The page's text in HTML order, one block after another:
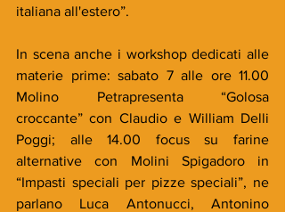
italiana all'estero”.
In scena anche i workshop dedicati alle
materie prime: sabato 7 alle ore 11.00
Molino Petrapresenta “Golosa
croccante” con Claudio e William Delli
Poggi; alle 14.00 focus su farine
alternative con Molini Spigadoro in
“Impasti speciali per pizze speciali”, ne
parlano Luca Antonucci, Antonino